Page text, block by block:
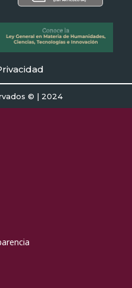
© | 2024